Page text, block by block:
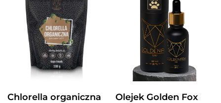
Chlorella organiczna
Olejek Golden Fox